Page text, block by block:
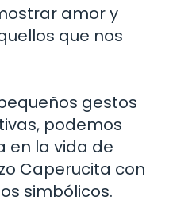
amor y
que nos
gestos
podemos
en la vida de
Caperucita con
simbólicos.